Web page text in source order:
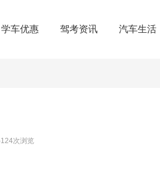
学车优惠 驾考资讯 汽车生活
次浏览